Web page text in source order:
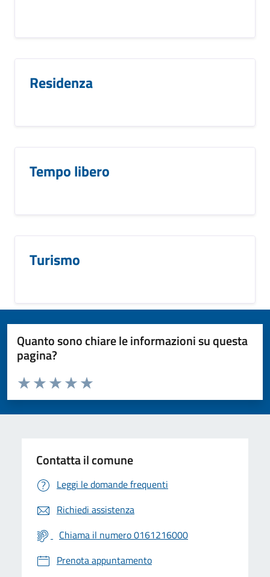
Residenza
Tempo libero
Turismo
Quanto sono chiare le informazioni su questa
pagina?
Valuta da 1 a 5 stelle la pagina
Valuta 5 stelle su 5
Valuta 4 stelle su 5
Valuta 3 stelle su 5
Valuta 2 stelle su 5
Valuta 1 stelle su 5
Contatta il comune
Leggi le domande frequenti
Richiedi assistenza
Chiama il numero 0161216000
Prenota appuntamento